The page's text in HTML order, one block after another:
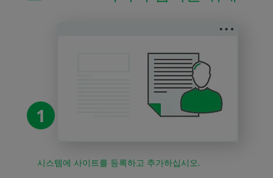
1
시스템에 사이트를 등록하고 추가하십시오.